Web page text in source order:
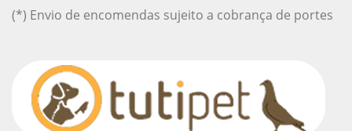
(*) Envio de encomendas sujeito a cobrança de portes